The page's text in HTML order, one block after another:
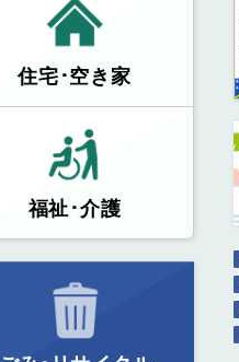
住宅･空き家
福祉･介護